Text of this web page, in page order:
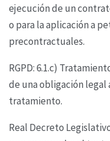
ejecución de un
o para la aplicación a
precontractuales.
RGPD: 6.1.c)
de una obligación legal
tratamiento.
Real Decreto